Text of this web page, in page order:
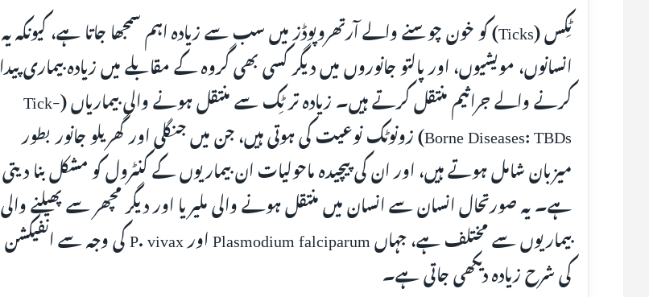
ٹِکس (Ticks) کو خون چوسنے والے آرتھروپوڈز میں سب سے زیادہ اہم سمجھا جاتا ہے، کیونکہ یہ
انسانوں، مویشیوں، اور پالتو جانوروں میں دیگر کسی بھی گروہ کے مقابلے میں زیادہ بیماری پیدا
کرنے والے جراثیم منتقل کرتے ہیں۔ زیادہ تر ٹِک سے منتقل ہونے والی بیماریاں (Tick-
Borne Diseases: TBDs) زونوٹک نوعیت کی ہوتی ہیں، جن میں جنگلی اور گھریلو جانور بطور
میزبان شامل ہوتے ہیں، اور ان کی پیچیدہ ماحولیات ان بیماریوں کے کنٹرول کو مشکل بنا دیتی
ہے۔ یہ صورتحال انسان سے انسان میں منتقل ہونے والی ملیریا اور دیگر مچھر سے پھیلنے والی
بیماریوں سے مختلف ہے، جہاں Plasmodium falciparum اور P. vivax کی وجہ سے انفیکشن
کی شرح زیادہ دیکھی جاتی ہے۔